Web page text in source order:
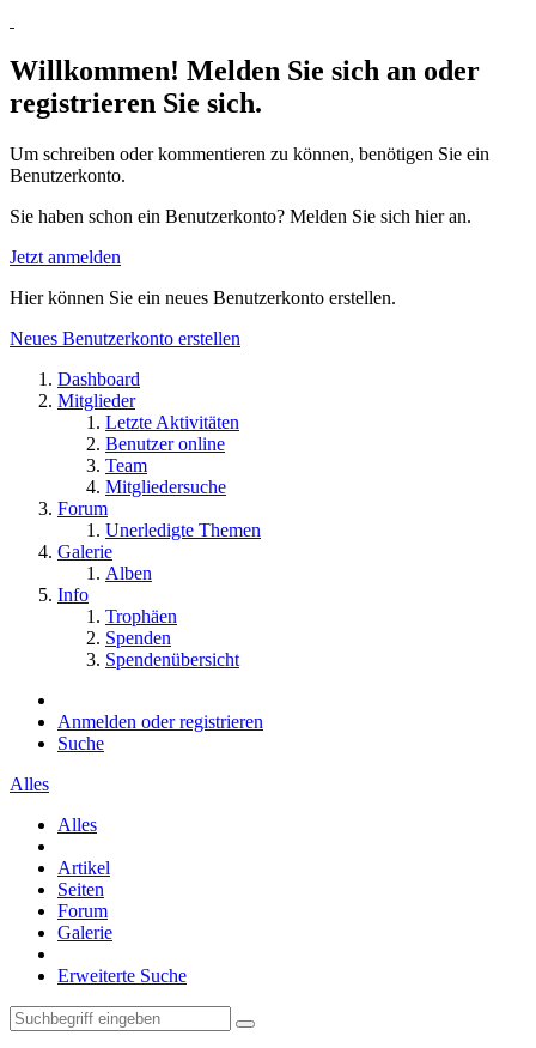
Willkommen! Melden Sie sich an oder
registrieren Sie sich.
Um schreiben oder kommentieren zu können, benötigen Sie ein
Benutzerkonto.
Sie haben schon ein Benutzerkonto? Melden Sie sich hier an.
Jetzt anmelden
Hier können Sie ein neues Benutzerkonto erstellen.
Neues Benutzerkonto erstellen
Dashboard
Mitglieder
Letzte Aktivitäten
Benutzer online
Team
Mitgliedersuche
Forum
Unerledigte Themen
Galerie
Alben
Info
Trophäen
Spenden
Spendenübersicht
Anmelden oder registrieren
Suche
Alles
Alles
Artikel
Seiten
Forum
Galerie
Erweiterte Suche